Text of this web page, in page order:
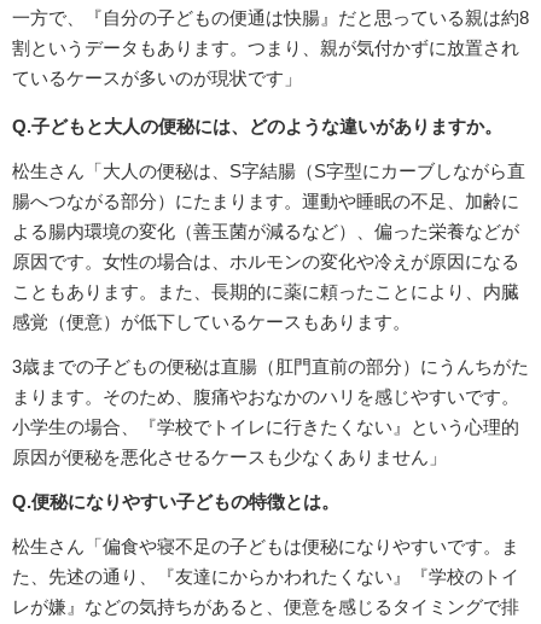
一方で、『自分の子どもの便通は快腸』だと思っている親は約8
割というデータもあります。つまり、親が気付かずに放置され
ているケースが多いのが現状です」
Q.子どもと大人の便秘には、どのような違いがありますか。
松生さん「大人の便秘は、S字結腸（S字型にカーブしながら直
腸へつながる部分）にたまります。運動や睡眠の不足、加齢に
よる腸内環境の変化（善玉菌が減るなど）、偏った栄養などが
原因です。女性の場合は、ホルモンの変化や冷えが原因になる
こともあります。また、長期的に薬に頼ったことにより、内臓
感覚（便意）が低下しているケースもあります。
3歳までの子どもの便秘は直腸（肛門直前の部分）にうんちがた
まります。そのため、腹痛やおなかのハリを感じやすいです。
小学生の場合、『学校でトイレに行きたくない』という心理的
原因が便秘を悪化させるケースも少なくありません」
Q.便秘になりやすい子どもの特徴とは。
松生さん「偏食や寝不足の子どもは便秘になりやすいです。ま
た、先述の通り、『友達にからかわれたくない』『学校のトイ
レが嫌』などの気持ちがあると、便意を感じるタイミングで排